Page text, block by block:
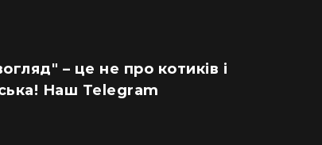
– це не про котиків і
Наш Telegram